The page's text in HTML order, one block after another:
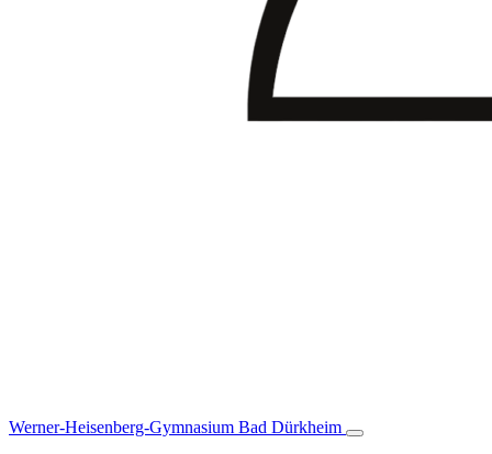
Werner-Heisenberg-Gymnasium Bad Dürkheim